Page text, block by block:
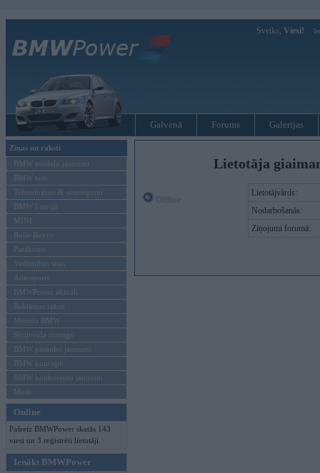
Sveiks, Viesi!
Galvenā Forums Galerijas
Ziņas un raksti
BMW modeļu jaunumi
BMW testi
Tehnoloģijas & sasniegumi
BMW Latvijā
MINI
Rolls-Royce
Pasākumi
Vadāmības tests
Autosports
BMWPower aktuāli
Reklāmas raksti
Mēneša BMW
Sērijveida tūnings
BMW pasaules jaunumi
BMW koncepti
BMW konkurentu jaunumi
Moto
Online
Pašreiz BMWPower skatās 143
viesi un 3 reģistrēti lietotāji.
Ienākt BMWPower
Lietotāja
Lietotājvārds:
Nodarbošanās:
Ziņojumi forumā: